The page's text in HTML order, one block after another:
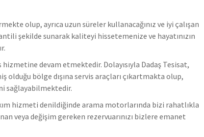
olup, ayrıca uzun süreler kullanacağınız ve iyi çalışan
şekilde sunarak kaliteyi hissetemenize ve hayatınızın
devam etmektedir. Dolayısıyla Dadaş Tesisat,
bölge dışına servis araçları çıkartmakta olup,
sağlayabilmektedir.
hizmeti denildiğinde arama motorlarında bizi rahatlıkla
veya değişim gereken rezervuarınızı bizlere emanet